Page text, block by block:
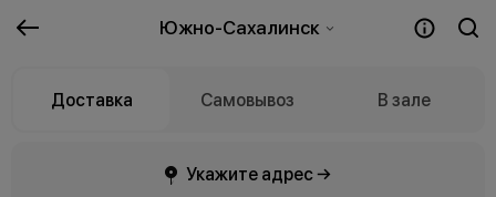
Южно-Сахалинск
Доставка Самовывоз В зале
Укажите адрес →